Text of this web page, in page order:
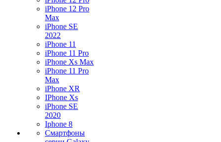
iPhone 12 Pro
Max
iPhone SE
2022
iPhone 11
iPhone 11 Pro
iPhone Xs Max
iPhone 11 Pro
Max
iPhone XR
IPhone Xs
iPhone SE
2020
Iphone 8
Смартфоны